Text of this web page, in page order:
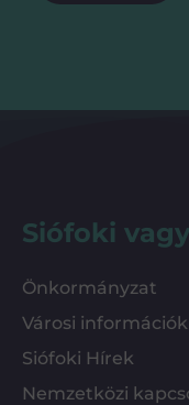
Siófoki
Önkormányzat
Városi információk
Siófoki Hírek
Nemzetközi